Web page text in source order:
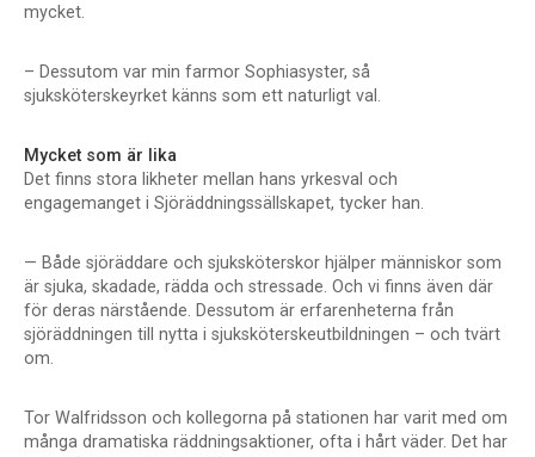
mycket.
– Dessutom var min farmor Sophiasyster, så
sjuksköterskeyrket känns som ett naturligt val.
Mycket som är lika
Det finns stora likheter mellan hans yrkesval och
engagemanget i Sjöräddningssällskapet, tycker han.
— Både sjöräddare och sjuksköterskor hjälper människor som
är sjuka, skadade, rädda och stressade. Och vi finns även där
för deras närstående. Dessutom är erfarenheterna från
sjöräddningen till nytta i sjuksköterskeutbildningen – och tvärt
om.
Tor Walfridsson och kollegorna på stationen har varit med om
många dramatiska räddningsaktioner, ofta i hårt väder. Det har